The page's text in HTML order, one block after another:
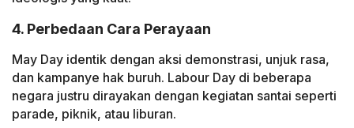
4. Perbedaan Cara Perayaan
May Day identik dengan aksi demonstrasi, unjuk rasa,
dan kampanye hak buruh. Labour Day di beberapa
negara justru dirayakan dengan kegiatan santai seperti
parade, piknik, atau liburan.